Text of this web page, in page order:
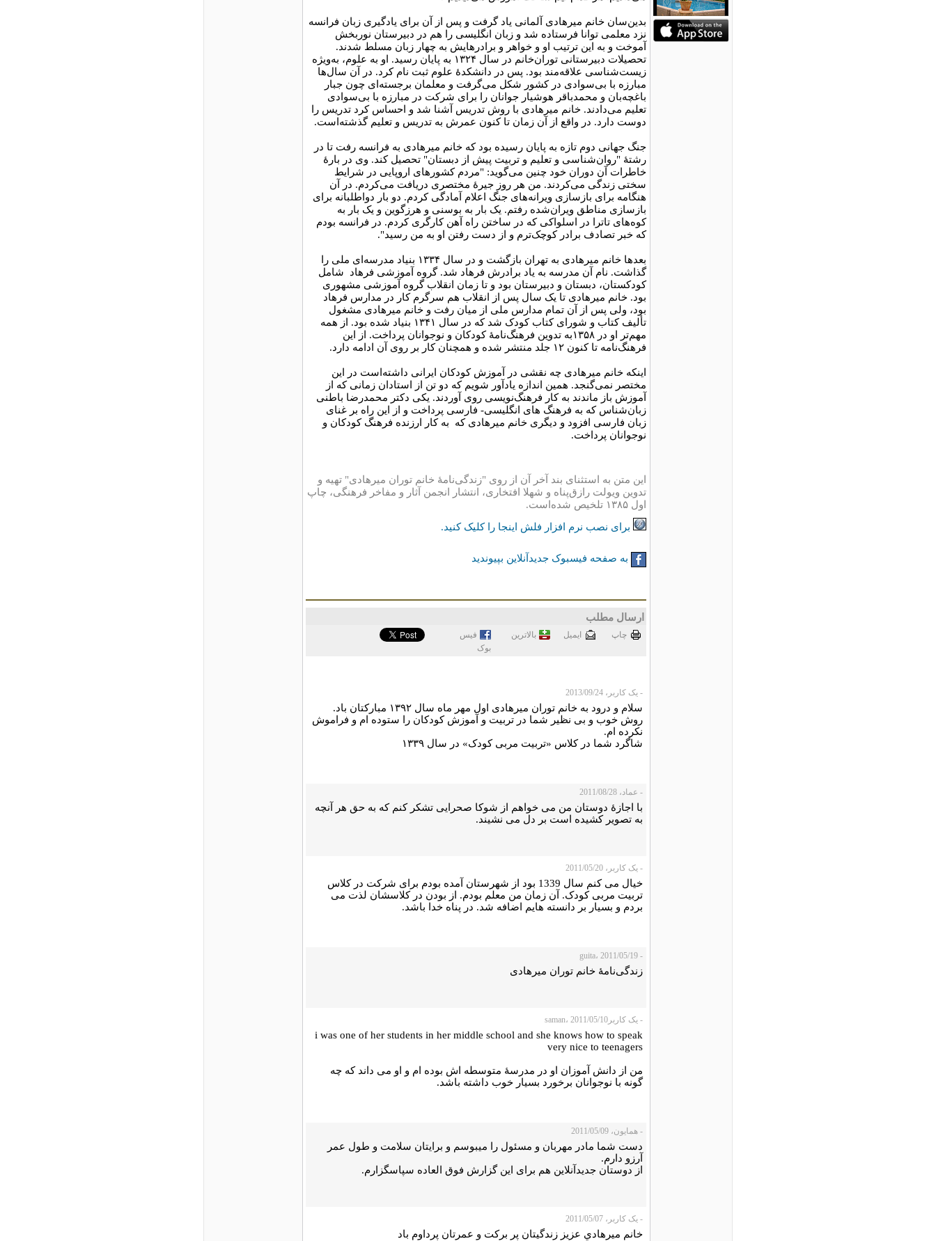
بدین‌سان خانم میرهادی آلمانی یاد گرفت و پس از آن برای یادگیری زبان فرانسه
نزد معلمی توانا فرستاده شد و زبان انگلیسی را هم در دبیرستان نوربخش
آموخت و به این ترتیب او و خواهر و برادرهایش به چهار زبان مسلط شدند.
تحصیلات دبیرستانی توران‌خانم در سال ۱۳۲۴ به پایان رسید. او به علوم، به‌ویژه
زیست‌شناسی علاقه‌مند بود. پس در دانشکدۀ علوم ثبت نام کرد. در آن سال‌ها
مبارزه با بی‌سوادی در کشور شکل می‌گرفت و معلمان برجسته‌ای چون جبار
باغچه‌بان و محمدباقر هوشیار جوانان را برای شرکت در مبارزه با بی‌سوادی
تعلیم می‌دادند. خانم میرهادی با روش تدریس آشنا شد و احساس کرد تدریس را
دوست دارد. در واقع از آن زمان تا کنون عمرش به تدریس و تعلیم گذشته‌است.
جنگ جهانی دوم تازه به پایان رسیده بود که خانم میرهادی به فرانسه رفت تا در
رشتۀ "روان‌شناسی و تعلیم و تربیت پیش از دبستان" تحصیل کند. وی در بارۀ
خاطرات آن دوران خود چنین می‌گوید: "مردم کشورهای اروپایی در شرایط
سختی زندگی می‌کردند. من هر روز جیرۀ مختصری دریافت می‌کردم. در آن
هنگامه برای بازسازی ویرانه‌های جنگ اعلام آمادگی کردم. دو بار دواطلبانه برای
بازسازی مناطق ویران‌شده رفتم. یک بار به بوسنی و هرزگوین و یک بار به
کوه‌های تاترا در اسلواکی که در ساختن راه آهن کارگری کردم. در فرانسه بودم
که خبر تصادف برادر کوچک‌ترم و از دست رفتن او به من رسید".
بعدها خانم میرهادی به تهران بازگشت و در سال ۱۳۳۴ بنیاد مدرسه‌ای ملی را
گذاشت. نام آن مدرسه به یاد برادرش فرهاد شد. گروه آموزشی فرهاد شامل
کودکستان، دبستان و دبیرستان بود و تا زمان انقلاب گروه آموزشی مشهوری
بود. خانم میرهادی تا یک سال پس از انقلاب هم سرگرم کار در مدارس فرهاد
بود، ولی پس از آن تمام مدارس ملی از میان رفت و خانم میرهادی مشغول
تألیف کتاب و شورای کتاب کودک شد که در سال ۱۳۴۱ بنیاد شده بود. از همه
مهم‌تر او در ۱۳۵۸به تدوین فرهنگ‌نامۀ کودکان و نوجوانان پرداخت. از این
فرهنگ‌نامه تا کنون ۱۲ جلد منتشر شده و همچنان کار بر روی آن ادامه دارد.
اینکه خانم میرهادی چه نقشی در آموزش کودکان ایرانی داشته‌است در این
مختصر نمی‌گنجد. همین اندازه یادآور شویم که دو تن از استادان زمانی که از
آموزش باز ماندند به کار فرهنگ‌نویسی روی آوردند. یکی دکتر محمدرضا باطنی
زبان‌شناس که به فرهنگ های انگلیسی- فارسی پرداخت و از این راه بر غنای
زبان فارسی افزود و دیگری خانم میرهادی که به کار ارزنده فرهنگ کودکان و
نوجوانان پرداخت.
این متن به استثنای بند آخر آن از روی "زندگی‌نامۀ خانم توران میرهادی" تهیه و
تدوین ویولت رازق‌پناه و شهلا افتخاری، انتشار انجمن آثار و مفاخر فرهنگی، چاپ
اول ۱۳۸۵ تلخیص شده‌است.
برای نصب نرم افزار فلش اینجا را کلیک کنيد.
به صفحه فیسبوک جدیدآنلاین بپیوندید
ارسال مطلب
چاپ ايميل بالاترین
فيس
بوک
- یک کاربر، 2013/09/24
سلام و درود به خانم توران میرهادی اول مهر ماه سال ۱۳۹۲ مبارکتان باد.
روش خوب و بی نظیر شما در تربیت و آموزش کودکان را ستوده ام و فراموش
نکرده ام.
شاگرد شما در کلاس «تربیت مربی کودک» در سال ۱۳۳۹
- عماد، 2011/08/28
با اجازۀ دوستان من می خواهم از شوکا صحرایی تشکر کنم که به حق هر آنچه
به تصویر کشیده است بر دل می نشیند.
- یک کاربر، 2011/05/20
خیال می کنم سال 1339 بود از شهرستان آمده بودم برای شرکت در کلاس
تربیت مربی کودک. آن زمان من معلم بودم. از بودن در کلاسشان لذت می
بردم و بسیار بر دانسته هایم اضافه شد. در پناه خدا باشد.
- guita، 2011/05/19
زندگی‌نامۀ خانم توران میرهادی
- یک کاربرsaman، 2011/05/10
i was one of her students in her middle school and she knows how to speak
very nice to teenagers
من از دانش آموزان او در مدرسۀ متوسطه اش بوده ام و او می داند که چه
گونه با نوجوانان برخورد بسیار خوب داشته باشد.
- همایون، 2011/05/09
دست شما مادر مهربان و مسئول را میبوسم و برایتان سلامت و طول عمر
آرزو دارم.
از دوستان جدیدآنلاین هم برای این گزارش فوق العاده سپاسگزارم.
- یک کاربر، 2011/05/07
خانم ميرهادي عزيز زندگيتان پر بركت و عمرتان پرداوم باد